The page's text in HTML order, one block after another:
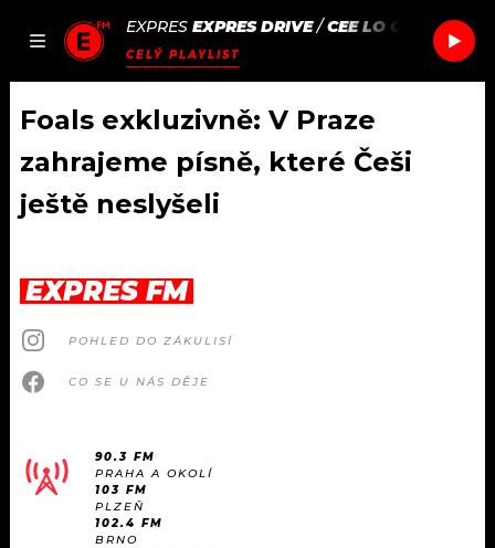
JAK
SEZNAM.CZ
EXPRES EXPRES DRIVE/CEE LO GREEN
CELÝ PLAYLIST
DOMŮ
AKTUÁLNĚ
HUDBA
#NEBUDUDOMA
KALENDÁŘ
PODCASTY
JAK NALADIT
APLIKACE
PROGRAM
SOUTĚŽE
Foals exkluzivně: V Praze
zahrajeme písně, které Češi
ještě neslyšeli
EXPRES FM
POHLED DO ZÁKULISÍ
CO SE U NÁS DĚJE
90.3 FM
PRAHA A OKOLÍ
103 FM
PLZEŇ
102.4 FM
BRNO